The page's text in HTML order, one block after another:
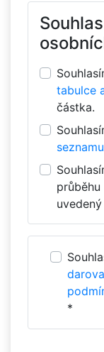
tabulce
částka.
*